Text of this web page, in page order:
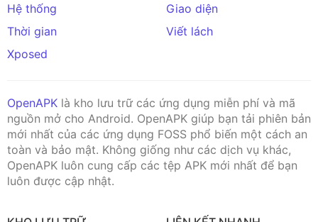
Hệ thống
Giao diện
Thời gian
Viết lách
Xposed
OpenAPK là kho lưu trữ các ứng dụng miễn phí và mã
nguồn mở cho Android. OpenAPK giúp bạn tải phiên bản
mới nhất của các ứng dụng FOSS phổ biến một cách an
toàn và bảo mật. Không giống như các dịch vụ khác,
OpenAPK luôn cung cấp các tệp APK mới nhất để bạn
luôn được cập nhật.